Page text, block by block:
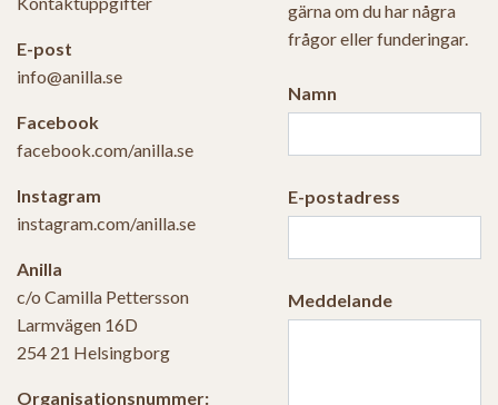
E-post
info@anilla.se
Facebook
facebook.com/anilla.se
Instagram
instagram.com/anilla.se
Anilla
c/o Camilla Pettersson
Larmvägen 16D
254 21 Helsingborg
Organisationsnummer:
gärna om du har några
frågor eller funderingar.
Namn
E-postadress
Meddelande